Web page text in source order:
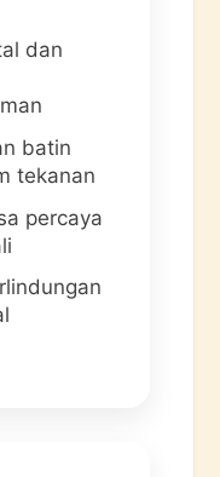
dan
batin
tekanan
percaya